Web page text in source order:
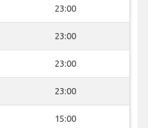
23:00
23:00
23:00
23:00
15:00